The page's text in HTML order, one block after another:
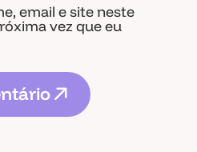
email e site neste
vez que eu
ntário
ntário